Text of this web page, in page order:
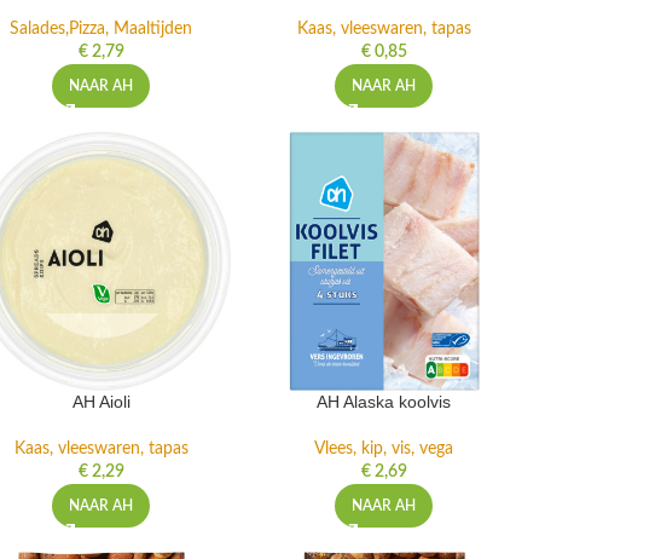
Salades,Pizza, Maaltijden
€2,79
NAAR AH
Kaas, vleeswaren, tapas
€0,85
NAAR AH
AH Aioli
Kaas, vleeswaren, tapas
€2,29
NAAR AH
AH Alaska koolvis
Vlees, kip, vis, vega
€2,69
NAAR AH